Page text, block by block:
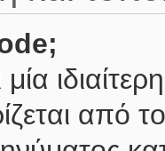
μία
από